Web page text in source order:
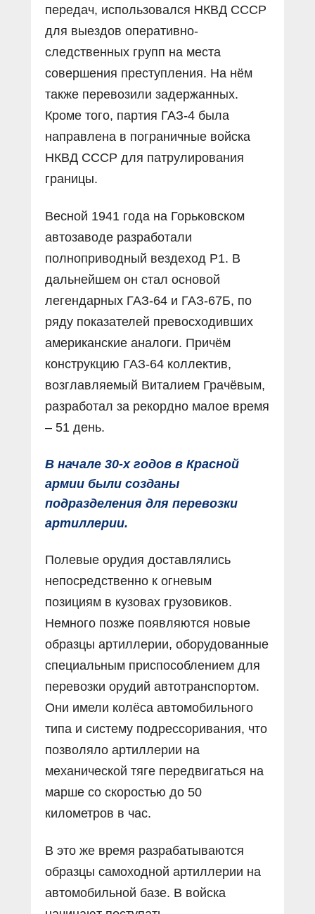
передач, использовался НКВД СССР
для выездов оперативно-
следственных групп на места
совершения преступления. На нём
также перевозили задержанных.
Кроме того, партия ГАЗ-4 была
направлена в пограничные войска
НКВД СССР для патрулирования
границы.
Весной 1941 года на Горьковском
автозаводе разработали
полноприводный вездеход Р1. В
дальнейшем он стал основой
легендарных ГАЗ-64 и ГАЗ-67Б, по
ряду показателей превосходивших
американские аналоги. Причём
конструкцию ГАЗ-64 коллектив,
возглавляемый Виталием Грачёвым,
разработал за рекордно малое время
– 51 день.
В начале 30-х годов в Красной
армии были созданы
подразделения для перевозки
артиллерии.
Полевые орудия доставлялись
непосредственно к огневым
позициям в кузовах грузовиков.
Немного позже появляются новые
образцы артиллерии, оборудованные
специальным приспособлением для
перевозки орудий автотранспортом.
Они имели колёса автомобильного
типа и систему подрессоривания, что
позволяло артиллерии на
механической тяге передвигаться на
марше со скоростью до 50
километров в час.
В это же время разрабатываются
образцы самоходной артиллерии на
автомобильной базе. В войска